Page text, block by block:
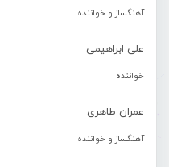
آهنگساز و خواننده
علی ابراهیمی
خواننده
عمران طاهری
آهنگساز و خواننده